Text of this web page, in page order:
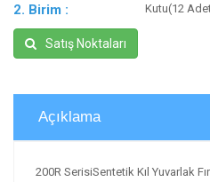
2. Birim : Kutu(12
Satış Noktaları
Açıklama
200R SerisiSentetik Kıl Yuvarlak